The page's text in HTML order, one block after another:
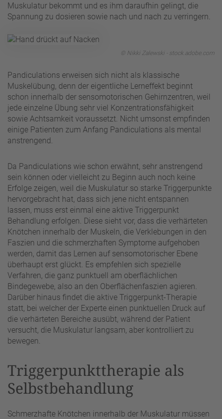
Muskulatur bekommt und es ihm daraufhin gelingt, die
Spannung zu dosieren sowie nach und nach zu verringern.
© Nikki Zalewski - stock.adobe.com
Pandiculations erweisen sich nicht als klassische
Muskelübung, denn der eigentliche Lerneffekt beginnt
schon innerhalb der sensomotorischen Gehirnzentren, weil
jede einzelne Übung sehr viel Konzentrationsfähigkeit
sowie Achtsamkeit voraussetzt. Nicht umsonst empfinden
einige Patienten zum Anfang Pandiculations als mental
anstrengend.
Da Pandiculations wie schon erwähnt, sehr anstrengend
sein können oder vielleicht zu Beginn auch noch keine
Erfolge zeigen, weil die Muskulatur so starke Triggerpunkte
hervorgebracht hat, dass sich jene nicht entspannen
lassen, muss erst einmal eine aktive Triggerpunkt
Behandlung erfolgen. Diese sieht vor, dass die verhärteten
Knötchen innerhalb der Muskeln, die Verklebungen in den
Faszien und die schmerzhaften Symptome aufgehoben
werden, damit das Lernen auf sensomotorischer Ebene
überhaupt erst glückt. Es empfehlen sich spezielle
Verfahren, die ganz punktuell am oberflächlichen
Bindegewebe, also an den Oberflächenfaszien agieren.
Darüber hinaus findet die aktive Triggerpunkt-Therapie
statt, bei welcher der Experte einen punktuellen Druck auf
die verhärteten Bereiche ausübt, während der Patient
versucht, die Muskulatur langsam, aber kontrolliert zu
bewegen.
Triggerpunkttherapie als
Selbstbehandlung
Schmerzhafte Knötchen innerhalb der Muskulatur müssen